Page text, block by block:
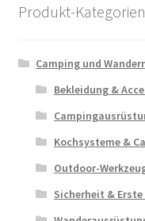
Produkt-Kategorien
Camping und
Bekleidung &
Kochsysteme &
Outdoor-
Sicherheit &